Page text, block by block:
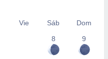
Vie Sáb
Dom
8
9